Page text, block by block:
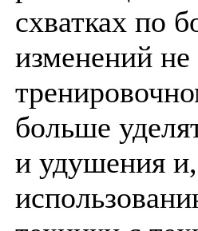
схватках по
изменений
больше
и удушения